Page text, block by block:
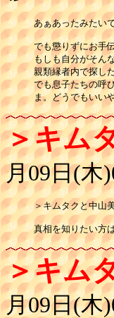
あぁあったみたい
でも懲りずにお手
もしも自分がそん
親類縁者内で探し
でも息子たちの呼
ま。どうでもいい
＞キム
月09日(木
＞キムタクと中山
真相を知りたい方
＞キム
月09日(木